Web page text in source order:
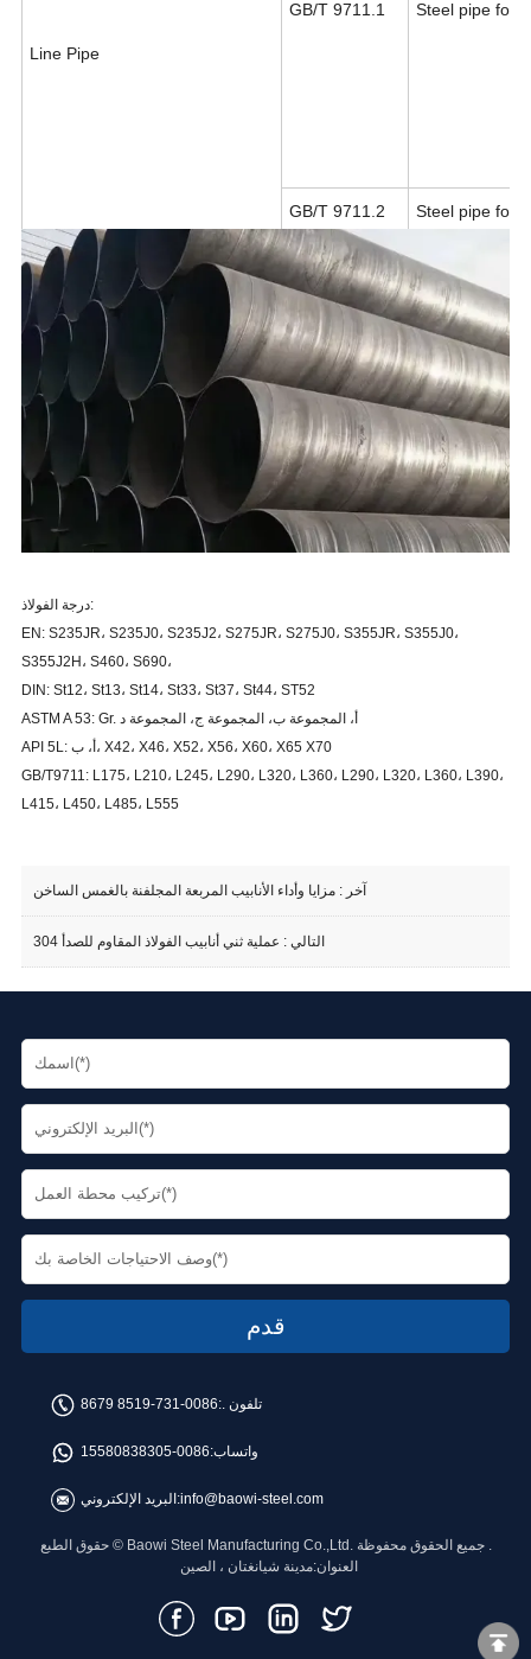
Line Pipe
GB/T 9711.1 Steel pipe for
GB/T 9711.2 Steel pipe for
API 5L PSL1/2
Casing API 5CT Steel pipe for
درجة الفولاذ:
EN: S235JR، S235J0، S235J2، S275JR، S275J0، S355JR، S355J0،
S355J2H، S460، S690،
DIN: St12، St13، St14، St33، St37، St44، ST52
ASTM A 53: Gr. أ، المجموعة ب، المجموعة ج، المجموعة د
API 5L: أ، ب، X42، X46، X52، X56، X60، X65 X70
GB/T9711: L175، L210، L245، L290، L320، L360، L290، L320، L360، L390،
L415، L450، L485، L555
آخر :مزايا وأداء الأنابيب المربعة المجلفنة بالغمس الساخن
التالي : عملية ثني أنابيب الفولاذ المقاوم للصدأ 304
تلفون .:0086-731-8519 8679
واتساب:0086-15580838305
البريد الإلكتروني:info@baowi-steel.com
حقوق الطبع © Baowi Steel Manufacturing Co.,Ltd. جميع الحقوق محفوظة .
العنوان:مدينة شيانغتان ، الصين